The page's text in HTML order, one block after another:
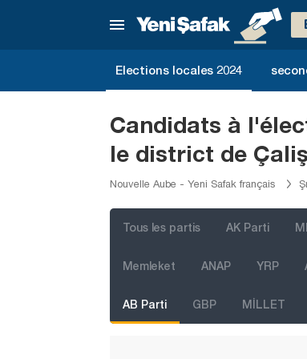
Elections locales 2024
Candidats à
le district de
Nouvelle Aube - Yeni Safak français
Tous les partis AK Parti
Memleket ANAP YRP
AB Parti GBP MİLLET
Muğla
Sakarya
Siirt